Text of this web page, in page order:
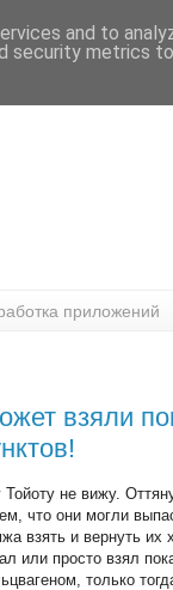
приложений
взяли
не вижу.
что они могли
взять и вернуть их
или просто взял
только
and to
security metrics